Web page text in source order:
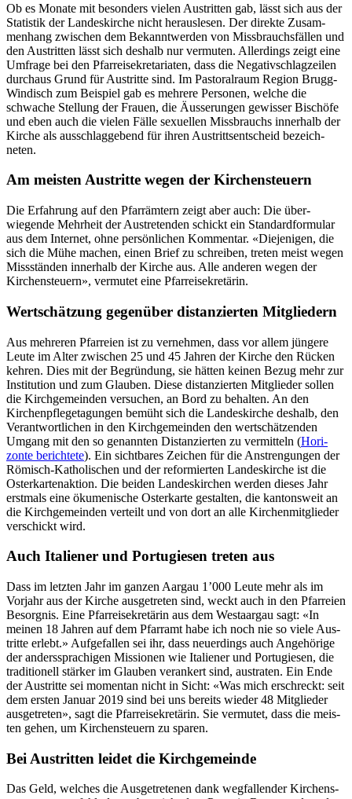
Ob es Monate mit beson­ders vie­len Aus­trit­ten gab, lässt sich aus der
Sta­tis­tik der Lan­deskirche nicht her­ausle­sen. Der direk­te Zusam­
men­hang zwis­chen dem Bekan­ntwer­den von Miss­brauchs­fällen und
den Aus­trit­ten lässt sich deshalb nur ver­muten. Allerd­ings zeigt eine
Umfrage bei den Pfar­reisekre­tari­at­en, dass die Neg­a­tivschlagzeilen
dur­chaus Grund für Aus­tritte sind. Im Pas­toral­raum Region Brugg-
Windisch zum Beispiel gab es mehrere Per­so­n­en, welche die
schwache Stel­lung der Frauen, die Äusserun­gen gewiss­er Bis­chöfe
und eben auch die vie­len Fälle sex­uellen Miss­brauchs inner­halb der
Kirche als auss­chlaggebend für ihren Aus­trittsentscheid beze­ich­
neten.
Am meisten Austritte wegen der Kirchensteuern
Die Erfahrung auf den Pfar­rämtern zeigt aber auch: Die über­
wiegende Mehrheit der Aus­tre­tenden schickt ein Stan­dard­for­mu­lar
aus dem Inter­net, ohne per­sön­lichen Kom­men­tar. «Diejeni­gen, die
sich die Mühe machen, einen Brief zu schreiben, treten meist wegen
Missstän­den inner­halb der Kirche aus. Alle anderen wegen der
Kirchen­s­teuern», ver­mutet eine Pfar­reisekretärin.
Wertschätzung gegenüber distanzierten Mitgliedern
Aus mehreren Pfar­reien ist zu vernehmen, dass vor allem jün­gere
Leute im Alter zwis­chen 25 und 45 Jahren der Kirche den Rück­en
kehren. Dies mit der Begrün­dung, sie hät­ten keinen Bezug mehr zur
Insti­tu­tion und zum Glauben. Diese dis­tanzierten Mit­glieder sollen
die Kirchge­mein­den ver­suchen, an Bord zu behal­ten. An den
Kirchenpflege­ta­gun­gen bemüht sich die Lan­deskirche deshalb, den
Ver­ant­wortlichen in den Kirchge­mein­den den wertschätzen­den
Umgang mit den so genan­nten Dis­tanzierten zu ver­mit­teln (Hor­i­
zonte berichtete). Ein sicht­bares Zeichen für die Anstren­gun­gen der
Römisch-Katholis­chen und der reformierten Lan­deskirche ist die
Osterkarte­nak­tion. Die bei­den Lan­deskirchen wer­den dieses Jahr
erst­mals eine öku­menis­che Osterkarte gestal­ten, die kan­ton­sweit an
die Kirchge­mein­den verteilt und von dort an alle Kirchen­mit­glieder
ver­schickt wird.
Auch Italiener und Portugiesen treten aus
Dass im let­zten Jahr im ganzen Aar­gau 1’000 Leute mehr als im
Vor­jahr aus der Kirche aus­ge­treten sind, weckt auch in den Pfar­reien
Besorg­nis. Eine Pfar­reisekretärin aus dem Wes­t­aar­gau sagt: «In
meinen 18 Jahren auf dem Pfar­ramt habe ich noch nie so viele Aus­
tritte erlebt.» Aufge­fall­en sei ihr, dass neuerd­ings auch Ange­hörige
der ander­ssprachi­gen Mis­sio­nen wie Ital­iener und Por­tugiesen, die
tra­di­tionell stärk­er im Glauben ver­ankert sind, aus­trat­en. Ein Ende
der Aus­tritte sei momen­tan nicht in Sicht: «Was mich erschreckt: seit
dem ersten Jan­u­ar 2019 sind bei uns bere­its wieder 48 Mit­glieder
aus­ge­treten», sagt die Pfar­reisekretärin. Sie ver­mutet, dass die meis­
ten gehen, um Kirchen­s­teuern zu sparen.
Bei Austritten leidet die Kirchgemeinde
Das Geld, welch­es die Aus­ge­trete­nen dank weg­fal­l­en­der Kirchen­s­